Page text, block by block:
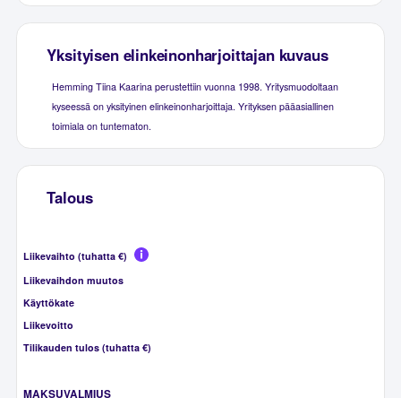
Yksityisen elinkeinonharjoittajan kuvaus
Hemming Tiina Kaarina perustettiin vuonna 1998. Yritysmuodoltaan
kyseessä on yksityinen elinkeinonharjoittaja. Yrityksen pääasiallinen
toimiala on tuntematon.
Talous
Liikevaihto (tuhatta €)
Liikevaihdon muutos
Käyttökate
Liikevoitto
Tilikauden tulos (tuhatta €)
MAKSUVALMIUS